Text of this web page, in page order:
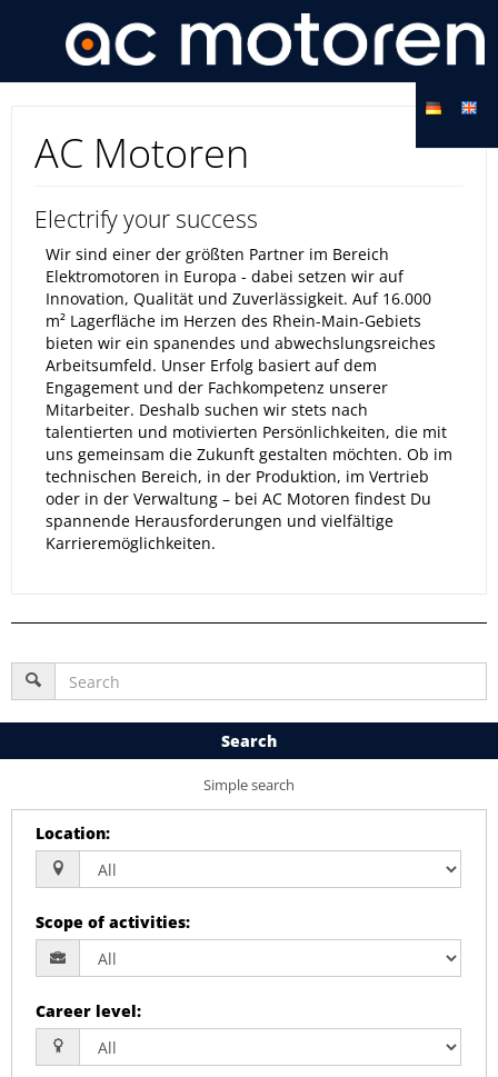
AC Motoren
Electrify your success
Wir sind einer der größten Partner im Bereich
Elektromotoren in Europa - dabei setzen wir auf
Innovation, Qualität und Zuverlässigkeit. Auf 16.000
m² Lagerfläche im Herzen des Rhein-Main-Gebiets
bieten wir ein spanendes und abwechslungsreiches
Arbeitsumfeld. Unser Erfolg basiert auf dem
Engagement und der Fachkompetenz unserer
Mitarbeiter. Deshalb suchen wir stets nach
talentierten und motivierten Persönlichkeiten, die mit
uns gemeinsam die Zukunft gestalten möchten. Ob im
technischen Bereich, in der Produktion, im Vertrieb
oder in der Verwaltung – bei AC Motoren findest Du
spannende Herausforderungen und vielfältige
Karrieremöglichkeiten.
Search
Simple search
Location:
Scope of activities:
Career level: